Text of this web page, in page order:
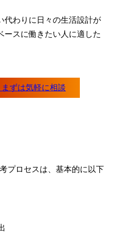
代わりに日々の生活設計が
ースに働きたい人に適した
プロセスは、基本的に以下